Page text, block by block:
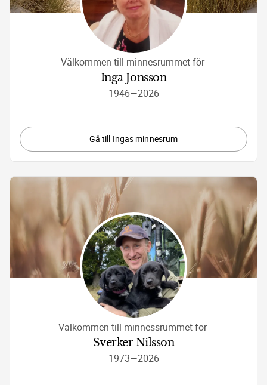
Välkommen till minnesrummet för
Inga Jonsson
1946—2026
Gå till Ingas minnesrum
Välkommen till minnessrummet för
Sverker Nilsson
1973—2026